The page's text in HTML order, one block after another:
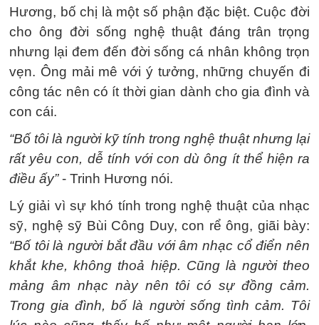
Hương, bố chị là một số phận đặc biệt. Cuộc đời
cho ông đời sống nghệ thuật đáng trân trọng
nhưng lại đem đến đời sống cá nhân không trọn
vẹn. Ông mải mê với ý tưởng, những chuyến đi
công tác nên có ít thời gian dành cho gia đình và
con cái.
“Bố tôi là người kỹ tính trong nghệ thuật nhưng lại
rất yêu con, dễ tính với con dù ông ít thể hiện ra
điều ấy”- Trinh Hương nói.
Lý giải vì sự khó tính trong nghệ thuật của nhạc
sỹ, nghệ sỹ Bùi Công Duy, con rể ông, giãi bày:
“Bố tôi là người bắt đầu với âm nhạc cổ điển nên
khắt khe, không thoả hiệp. Cũng là người theo
mảng âm nhạc này nên tôi có sự đồng cảm.
Trong gia đình, bố là người sống tình cảm. Tôi